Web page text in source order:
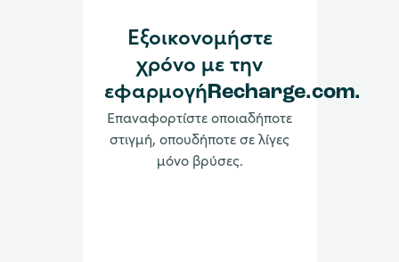
Εξοικονομήστε
χρόνο με την
εφαρμογήRecharge.com.
Επαναφορτίστε οποιαδήποτε
στιγμή, οπουδήποτε σε λίγες
μόνο βρύσες.